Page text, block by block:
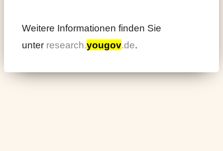
Weitere Informationen finden Sie
unter research.yougov.de.